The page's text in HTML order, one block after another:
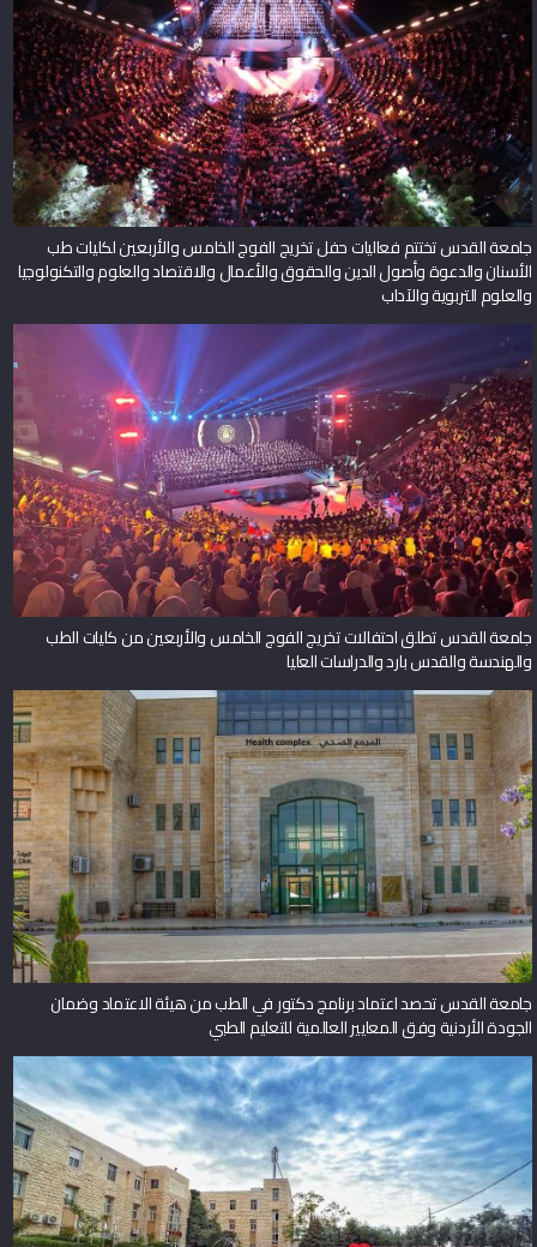
جامعة القدس تختتم فعاليات حفل تخريج الفوج الخامس والأربعين لكليات طب
الأسنان والدعوة وأصول الدين والحقوق والأعمال والاقتصاد والعلوم والتكنولوجيا
والعلوم التربوية والآداب
جامعة القدس تطلق احتفالات تخريج الفوج الخامس والأربعين من كليات الطب
والهندسة والقدس بارد والدراسات العليا
جامعة القدس تحصد اعتماد برنامج دكتور في الطب من هيئة الاعتماد وضمان
الجودة الأردنية وفق المعايير العالمية للتعليم الطبي